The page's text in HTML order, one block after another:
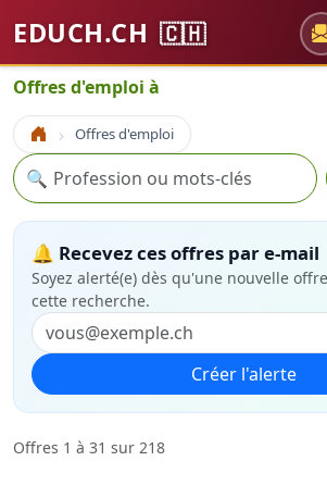
EDUCH.CH 🇨🇭
Offres d'emploi à
Accueil Offres d'emploi
Recherche
🔍
🔔 Recevez ces offres par e-mail
Soyez alerté(e) dès qu'une nouvelle
cette recherche.
Créer l'alerte
Offres 1 à 31 sur 218